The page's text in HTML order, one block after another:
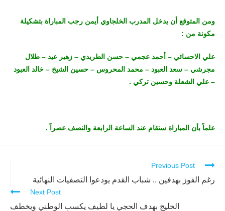
ومن المتوقع أن يدخل المدرب الخلجاوي أيمن رجب المباراة بتشكيلة
مكونة من :
علي الاحسائي – أحمد عجمي – حسن الطريدي – زهير عيد – طلال
مجرشي – سعد العبود – محمد المحروس – حسين الشيخ – خالد العبود
– علي الشعلة وحسين تركي .
علماً بأن المباراة ستقام عند الساعة الرابعة والنصف عصراً .
Continue
Reading
Previous Post
رغم الفوز بهدفين .. شباب القدم يودعوا التصفيات النهائية
Next Post
الخليج بهدف الحجي يا لطيف يكسب الوطني ويخطف